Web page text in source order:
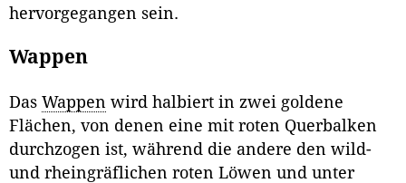
hervorgegangen sein.
Wappen
Das Wappen wird halbiert in zwei goldene
Flächen, von denen eine mit roten Querbalken
durchzogen ist, während die andere den wild-
und rheingräflichen roten Löwen und unter